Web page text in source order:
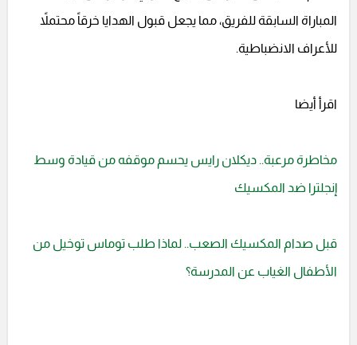
المباراة السابقة للفريق، مما يجعل قبول الهدايا خرقاً محتملاً
للأعراف الانضباطية.
اقرأ أيضا
مخاطرة مرعبة.. ديكلان رايس يحسم موقفه من قيادة وسط
إنجلترا ضد المكسيك
قبل صدام المكسيك الصعب.. لماذا طلب توماس توخيل من
الأطفال الغياب عن المدرسة؟